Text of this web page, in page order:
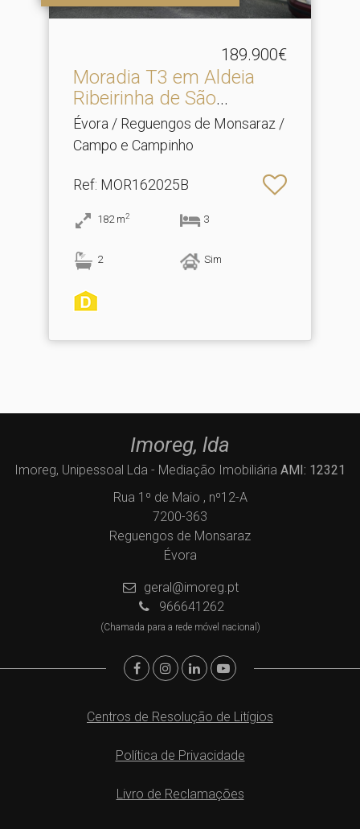
189.900€
Moradia T3 em Aldeia
Ribeirinha de São
Marcos.​..
Évora / Reguengos de Monsaraz /
Campo e Campinho
Ref: MOR162025B
182 m2 3
2 Sim
Imoreg, lda
Imoreg, Unipessoal Lda - Mediação Imobiliária AMI: 12321
Rua 1º de Maio , nº12-A
7200-363
Reguengos de Monsaraz
Évora
geral@imoreg.pt
966641262
(Chamada para a rede móvel nacional)
Centros de Resolução de Litígios
Política de Privacidade
Livro de Reclamações